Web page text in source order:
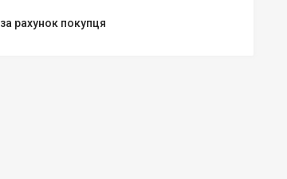
за рахунок покупця